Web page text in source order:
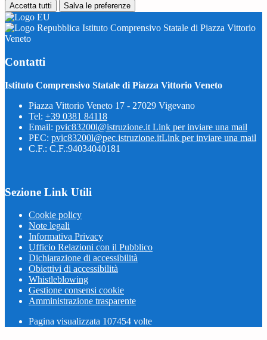
Accetta tutti Salva le preferenze
Istituto Comprensivo Statale di Piazza Vittorio
Veneto
Contatti
Istituto Comprensivo Statale di Piazza Vittorio Veneto
Piazza Vittorio Veneto 17 - 27029 Vigevano
Tel: +39 0381 84118
Email: pvic83200l@istruzione.it Link per inviare una mail
PEC: pvic83200l@pec.istruzione.itLink per inviare una mail
C.F.: C.F.:94034040181
Sezione Link Utili
Cookie policy
Note legali
Informativa Privacy
Ufficio Relazioni con il Pubblico
Dichiarazione di accessibilità
Obiettivi di accessibilità
Whistleblowing
Gestione consensi cookie
Amministrazione trasparente
Pagina visualizzata 107454 volte